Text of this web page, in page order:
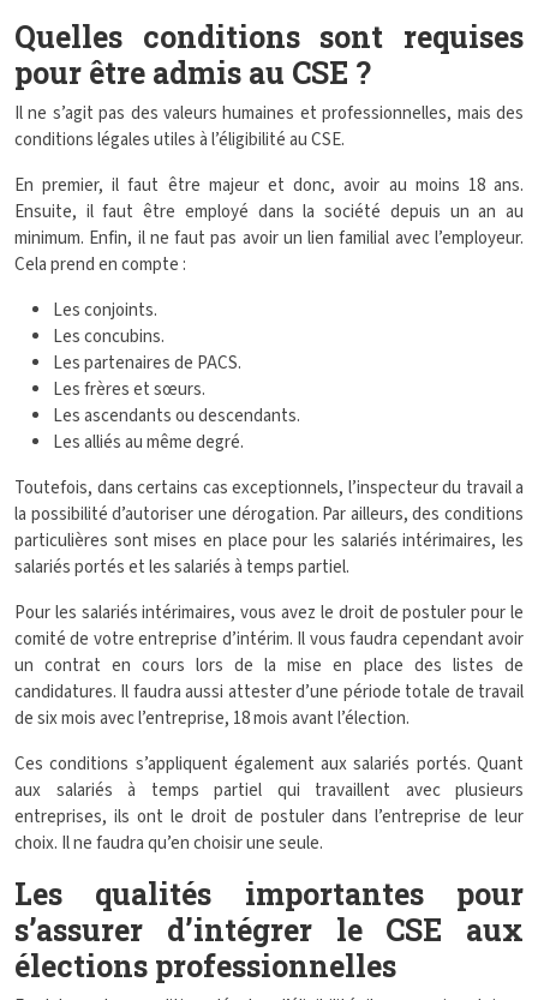
Quelles conditions sont requises
pour être admis au CSE ?
Il ne s’agit pas des valeurs humaines et professionnelles, mais des
conditions légales utiles à l’éligibilité au CSE.
En premier, il faut être majeur et donc, avoir au moins 18 ans.
Ensuite, il faut être employé dans la société depuis un an au
minimum. Enfin, il ne faut pas avoir un lien familial avec l’employeur.
Cela prend en compte :
Les conjoints.
Les concubins.
Les partenaires de PACS.
Les frères et sœurs.
Les ascendants ou descendants.
Les alliés au même degré.
Toutefois, dans certains cas exceptionnels, l’inspecteur du travail a
la possibilité d’autoriser une dérogation. Par ailleurs, des conditions
particulières sont mises en place pour les salariés intérimaires, les
salariés portés et les salariés à temps partiel.
Pour les salariés intérimaires, vous avez le droit de postuler pour le
comité de votre entreprise d’intérim. Il vous faudra cependant avoir
un contrat en cours lors de la mise en place des listes de
candidatures. Il faudra aussi attester d’une période totale de travail
de six mois avec l’entreprise, 18 mois avant l’élection.
Ces conditions s’appliquent également aux salariés portés. Quant
aux salariés à temps partiel qui travaillent avec plusieurs
entreprises, ils ont le droit de postuler dans l’entreprise de leur
choix. Il ne faudra qu’en choisir une seule.
Les qualités importantes pour
s’assurer d’intégrer le CSE aux
élections professionnelles